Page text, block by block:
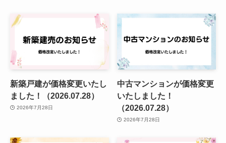
新築戸建が価格変更いたし
ました！（2026.07.28）
2026年7月28日
中古マンションが価格変更
いたしました！
（2026.07.28）
2026年7月28日